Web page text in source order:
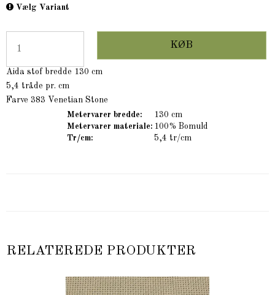
Vælg Variant
KØB
Aida stof bredde 130 cm
5,4 tråde pr. cm
Farve 383 Venetian Stone
Metervarer bredde:
130 cm
Metervarer materiale: 100% Bomuld
Tr/cm:
5,4 tr/cm
RELATEREDE PRODUKTER